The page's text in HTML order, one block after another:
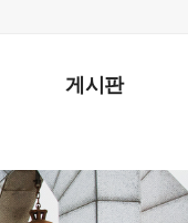
게시판